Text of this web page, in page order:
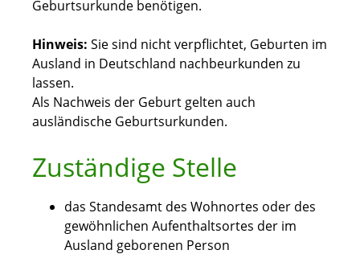
Geburtsurkunde benötigen.
Hinweis: Sie sind nicht verpflichtet, Geburten im
Ausland in Deutschland nachbeurkunden zu
lassen.
Als Nachweis der Geburt gelten auch
ausländische Geburtsurkunden.
Zuständige Stelle
das Standesamt des Wohnortes oder des
gewöhnlichen Aufenthaltsortes der im
Ausland geborenen Person